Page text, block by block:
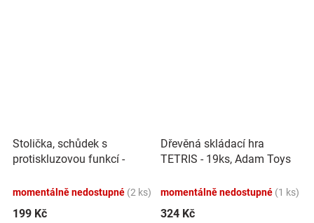
Stolička, schůdek s
protiskluzovou funkcí -
momentálně nedostupné (2 ks)
199 Kč
Dřevěná skládací hra
TETRIS - 19ks, Adam Toys
momentálně nedostupné (1 ks)
324 Kč